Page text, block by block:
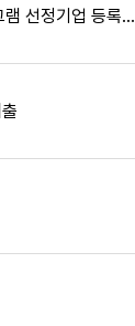
2026 서울창업허브 - IgniteXL Ventures 미국 진출 프로그램 선정기업 등록페이지